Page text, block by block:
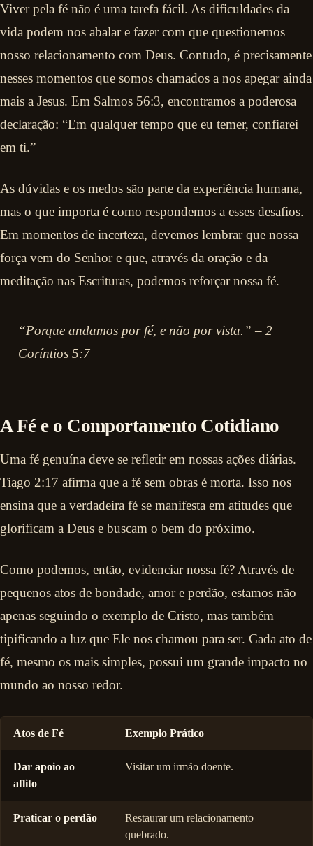
Viver pela fé não é uma tarefa fácil. As dificuldades da
vida podem nos abalar e fazer com que questionemos
nosso relacionamento com Deus. Contudo, é precisamente
nesses momentos que somos chamados a nos apegar ainda
mais a Jesus. Em Salmos 56:3, encontramos a poderosa
declaração: “Em qualquer tempo que eu temer, confiarei
em ti.”
As dúvidas e os medos são parte da experiência humana,
mas o que importa é como respondemos a esses desafios.
Em momentos de incerteza, devemos lembrar que nossa
força vem do Senhor e que, através da oração e da
meditação nas Escrituras, podemos reforçar nossa fé.
“Porque andamos por fé, e não por vista.” – 2
Coríntios 5:7
A Fé e o Comportamento Cotidiano
Uma fé genuína deve se refletir em nossas ações diárias.
Tiago 2:17 afirma que a fé sem obras é morta. Isso nos
ensina que a verdadeira fé se manifesta em atitudes que
glorificam a Deus e buscam o bem do próximo.
Como podemos, então, evidenciar nossa fé? Através de
pequenos atos de bondade, amor e perdão, estamos não
apenas seguindo o exemplo de Cristo, mas também
tipificando a luz que Ele nos chamou para ser. Cada ato de
fé, mesmo os mais simples, possui um grande impacto no
mundo ao nosso redor.
Atos de Fé Exemplo Prático
Dar apoio ao
aflito
Visitar um irmão doente.
Praticar o perdão
Restaurar um relacionamento
quebrado.